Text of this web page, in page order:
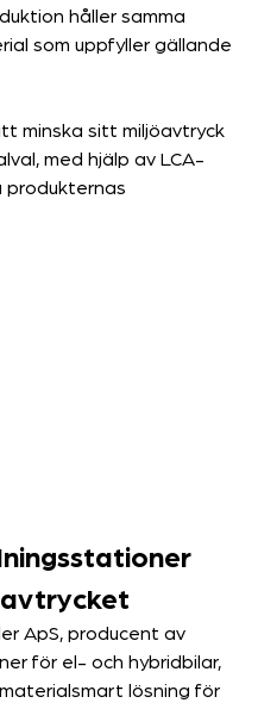
håller samma
som uppfyller gällande
minska sitt miljöavtryck
med hjälp av LCA-
ApS, producent av
för el- och hybridbilar,
lösning för